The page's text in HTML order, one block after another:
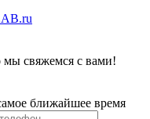
мы свяжемся с вами!
ближайшее время